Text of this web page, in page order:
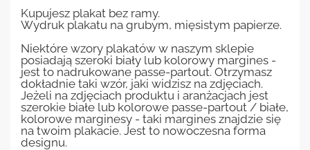
Kupujesz plakat bez ramy.
Wydruk plakatu na grubym, mięsistym papierze.
Niektóre wzory plakatów w naszym sklepie
posiadają szeroki biały lub kolorowy margines -
jest to nadrukowane passe-partout. Otrzymasz
dokładnie taki wzór, jaki widzisz na zdjęciach.
Jeżeli na zdjęciach produktu i aranżacjach jest
szerokie białe lub kolorowe passe-partout / białe,
kolorowe marginesy - taki margines znajdzie się
na twoim plakacie. Jest to nowoczesna forma
designu.